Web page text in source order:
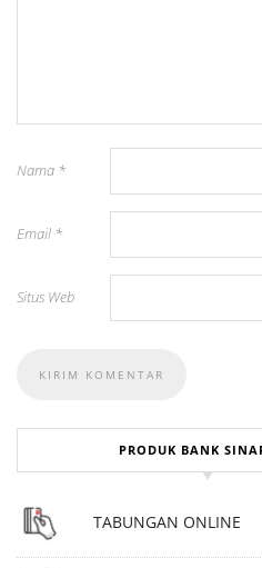
Nama *
Email *
Situs Web
PRODUK BANK
TABUNGAN ONLINE